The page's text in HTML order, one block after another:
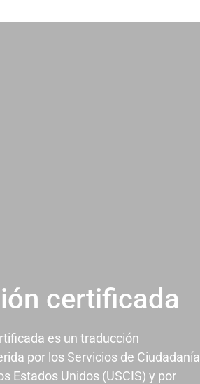
certificada
es un traducción
por los Servicios de Ciudadanía
Estados Unidos (USCIS) y por